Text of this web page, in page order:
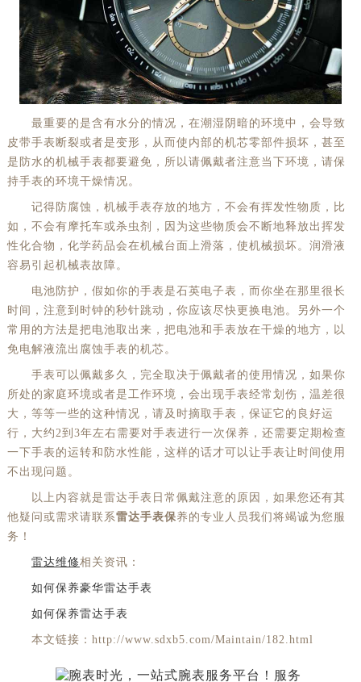
最重要的是含有水分的情况，在潮湿阴暗的环境中，会导致
皮带手表断裂或者是变形，从而使内部的机芯零部件损坏，甚至
是防水的机械手表都要避免，所以请佩戴者注意当下环境，请保
持手表的环境干燥情况。
记得防腐蚀，机械手表存放的地方，不会有挥发性物质，比
如，不会有摩托车或杀虫剂，因为这些物质会不断地释放出挥发
性化合物，化学药品会在机械台面上滑落，使机械损坏。润滑液
容易引起机械表故障。
电池防护，假如你的手表是石英电子表，而你坐在那里很长
时间，注意到时钟的秒针跳动，你应该尽快更换电池。另外一个
常用的方法是把电池取出来，把电池和手表放在干燥的地方，以
免电解液流出腐蚀手表的机芯。
手表可以佩戴多久，完全取决于佩戴者的使用情况，如果你
所处的家庭环境或者是工作环境，会出现手表经常划伤，温差很
大，等等一些的这种情况，请及时摘取手表，保证它的良好运
行，大约2到3年左右需要对手表进行一次保养，还需要定期检查
一下手表的运转和防水性能，这样的话才可以让手表让时间使用
不出现问题。
以上内容就是雷达手表日常佩戴注意的原因，如果您还有其
他疑问或需求请联系雷达手表保养的专业人员我们将竭诚为您服
务！
雷达维修相关资讯：
如何保养豪华雷达手表
如何保养雷达手表
本文链接：http://www.sdxb5.com/Maintain/182.html